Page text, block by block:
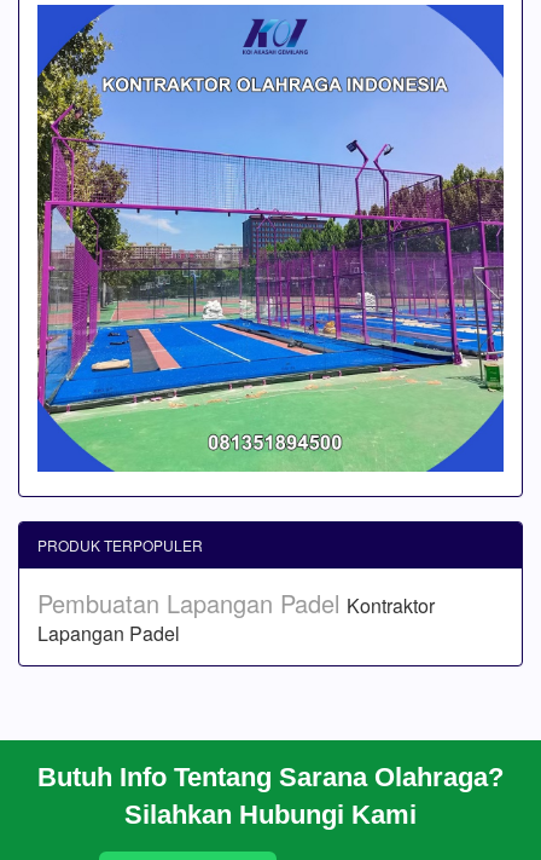
Butuh Info Tentang Sarana Olahraga?
Silahkan Hubungi Kami
PRODUK TERPOPULER
Pembuatan Lapangan Padel Kontraktor
Lapangan Padel
CARA PESAN